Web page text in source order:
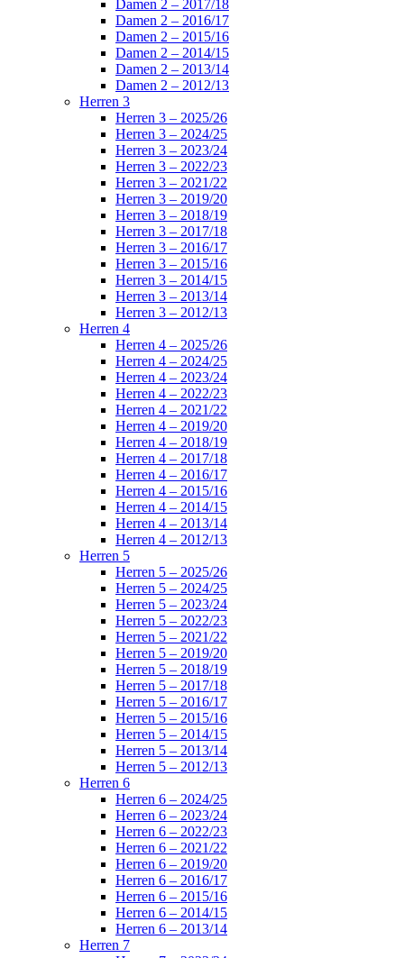
Damen 2 – 2017/18
Damen 2 – 2016/17
Damen 2 – 2015/16
Damen 2 – 2014/15
Damen 2 – 2013/14
Damen 2 – 2012/13
Herren 3
Herren 3 – 2025/26
Herren 3 – 2024/25
Herren 3 – 2023/24
Herren 3 – 2022/23
Herren 3 – 2021/22
Herren 3 – 2019/20
Herren 3 – 2018/19
Herren 3 – 2017/18
Herren 3 – 2016/17
Herren 3 – 2015/16
Herren 3 – 2014/15
Herren 3 – 2013/14
Herren 3 – 2012/13
Herren 4
Herren 4 – 2025/26
Herren 4 – 2024/25
Herren 4 – 2023/24
Herren 4 – 2022/23
Herren 4 – 2021/22
Herren 4 – 2019/20
Herren 4 – 2018/19
Herren 4 – 2017/18
Herren 4 – 2016/17
Herren 4 – 2015/16
Herren 4 – 2014/15
Herren 4 – 2013/14
Herren 4 – 2012/13
Herren 5
Herren 5 – 2025/26
Herren 5 – 2024/25
Herren 5 – 2023/24
Herren 5 – 2022/23
Herren 5 – 2021/22
Herren 5 – 2019/20
Herren 5 – 2018/19
Herren 5 – 2017/18
Herren 5 – 2016/17
Herren 5 – 2015/16
Herren 5 – 2014/15
Herren 5 – 2013/14
Herren 5 – 2012/13
Herren 6
Herren 6 – 2024/25
Herren 6 – 2023/24
Herren 6 – 2022/23
Herren 6 – 2021/22
Herren 6 – 2019/20
Herren 6 – 2016/17
Herren 6 – 2015/16
Herren 6 – 2014/15
Herren 6 – 2013/14
Herren 7